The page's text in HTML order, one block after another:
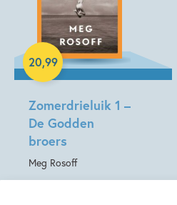
Zomerdrieluik 1 –
De Godden
broers
Meg Rosoff
20,99
Hardcover